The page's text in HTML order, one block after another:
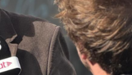
digital y